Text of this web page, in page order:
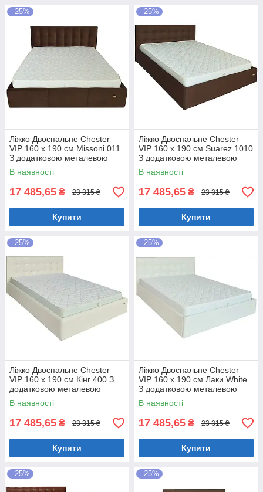
–25%
Ліжко Двоспальне Chester
VIP 160 х 190 см Missoni 011
З додатковою металевою
цільнозварною рамою
Темно-коричневий
В наявності
17 485,65 ₴ 23 315 ₴
Купити
–25%
Ліжко Двоспальне Chester
VIP 160 х 190 см Suarez 1010
З додатковою металевою
цільнозварною рамою
Коричневий
В наявності
17 485,65 ₴ 23 315 ₴
Купити
–25%
Ліжко Двоспальне Chester
VIP 160 х 190 см Кінг 400 З
додатковою металевою
цільнозварною рамою C1
Білий
В наявності
17 485,65 ₴ 23 315 ₴
Купити
–25%
Ліжко Двоспальне Chester
VIP 160 х 190 см Лаки White
З додатковою металевою
цільнозварною рамою Білий
В наявності
17 485,65 ₴ 23 315 ₴
Купити
–25% –25%